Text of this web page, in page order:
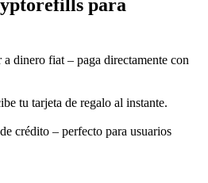
para
dinero fiat – paga directamente con
tu tarjeta de regalo al instante.
crédito – perfecto para usuarios